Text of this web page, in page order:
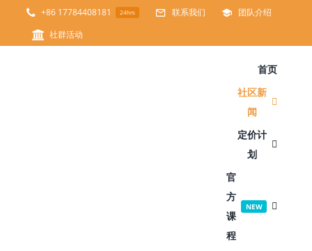
+86 17784408181 24hrs 联系我们
团队介绍
社群活动
首页
社区新
闻
定价计
划
官
方
课
程
NEW